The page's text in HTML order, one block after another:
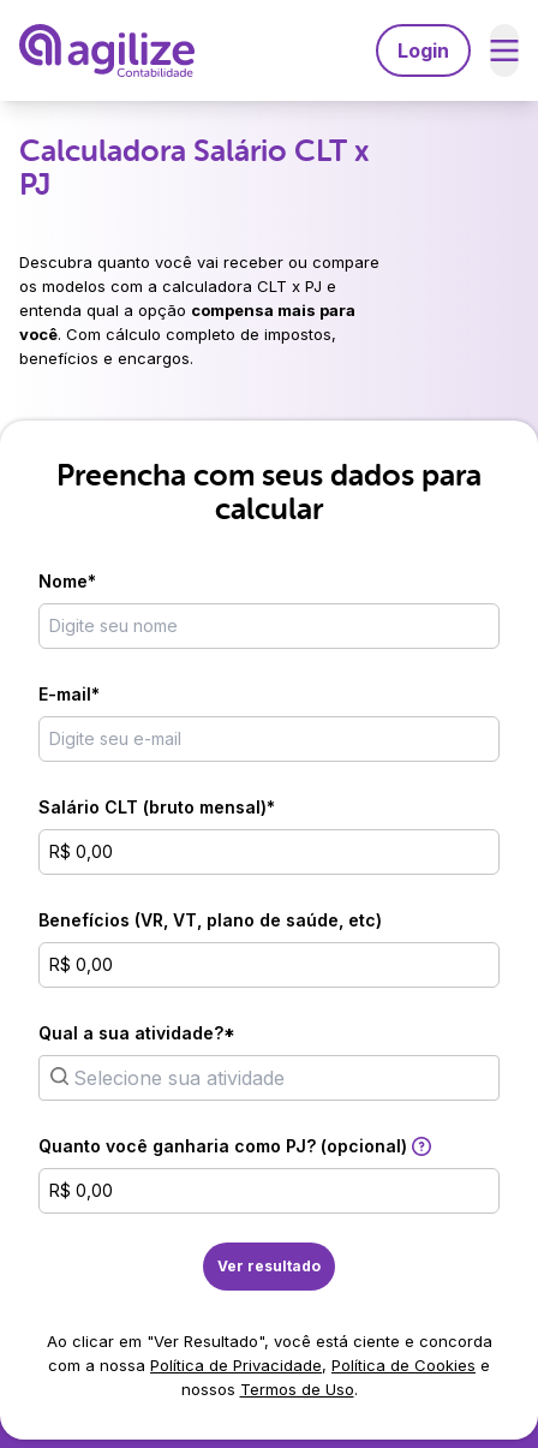
Login
Serviços
Migrar de MEI para ME
Agilize Unique
Contabilidade especializada em:
Psicólogos
Consultores
Recursos
Ferramentas
Explore
Suporte
4020-8283
Ligação local
A Agilize
Faça parte do time Agilize
Calculadora Salário CLT x
PJ
Descubra quanto você vai receber ou compare
os modelos com a calculadora CLT x PJ e
entenda qual a opção compensa mais para
você. Com cálculo completo de impostos,
benefícios e encargos.
Preencha com seus dados para
calcular
Nome*
E-mail*
Salário CLT (bruto mensal)*
Benefícios (VR, VT, plano de saúde, etc)
Qual a sua atividade?*
Quanto você ganharia como PJ? (opcional)
Ver resultado
Ao clicar em "Ver Resultado", você está ciente e concorda
com a nossa Política de Privacidade, Política de Cookies e
nossos Termos de Uso.